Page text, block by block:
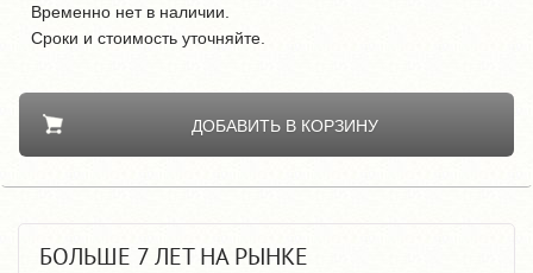
Временно нет в наличии.
Сроки и стоимость уточняйте.
ДОБАВИТЬ В КОРЗИНУ
БОЛЬШЕ 7 ЛЕТ НА РЫНКЕ